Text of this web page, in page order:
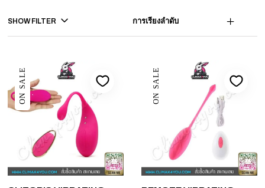
SHOW FILTER การเรียงลำดับ
ON SALE ON SALE